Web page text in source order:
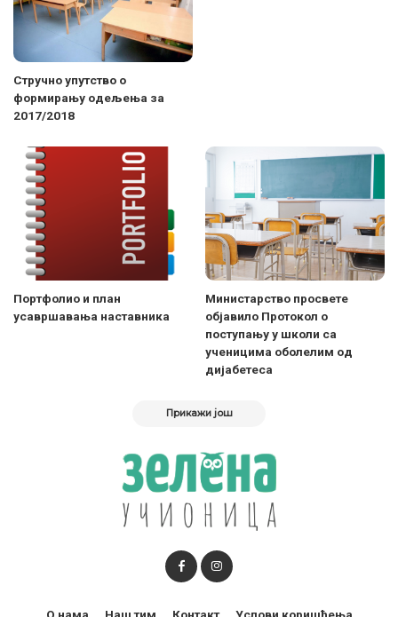
Стручно упутство о
формирању одељења за
2017/2018
Портфолио и план
усавршавања наставника
Министарство просвете
објавило Протокол о
поступању у школи са
ученицима оболелим од
дијабетеса
Прикажи још